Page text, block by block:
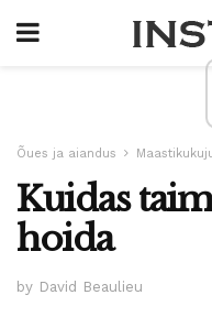
Õues ja aiandus
Kuidas
hoida
by David Beaulieu